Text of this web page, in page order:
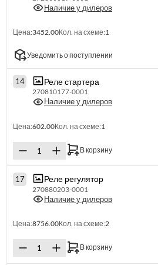
Наличие у дилеров
Цена:3452.00Кол. на схеме:1
Уведомить о поступлении
14 Реле стартера
270810177-0001
Наличие у дилеров
Цена:602.00Кол. на схеме:1
В корзину
17 Реле регулятор
270880203-0001
Наличие у дилеров
Цена:8756.00Кол. на схеме:2
В корзину